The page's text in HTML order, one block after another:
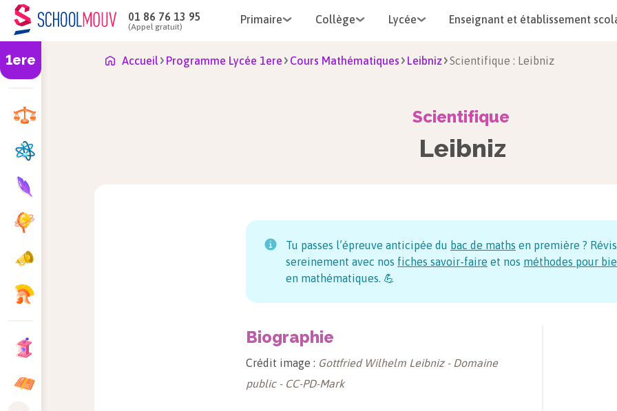
01 86 76 13 95
(Appel gratuit)
Primaire Collège Lycée Enseignant et établissement
1ere Accueil Programme Lycée 1ere Cours Mathématiques Leibniz Scientifique : Leibniz
Scientifique
Leibniz
Tu passes l’épreuve anticipée du bac de maths en première ?
sereinement avec nos fiches savoir-faire et nos méthodes pour
en mathématiques. 💪
Biographie
Crédit image : Gottfried Wilhelm Leibniz - Domaine
public - CC-PD-Mark